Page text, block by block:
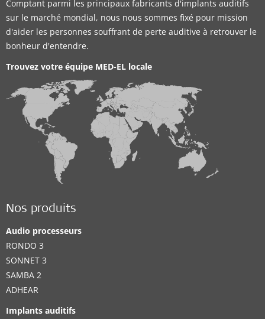
Comptant parmi les principaux fabricants d'implants auditifs
sur le marché mondial, nous nous sommes fixé pour mission
d'aider les personnes souffrant de perte auditive à retrouver le
bonheur d'entendre.
Trouvez votre équipe MED-EL locale
Nos produits
Audio processeurs
RONDO 3
SONNET 3
SAMBA 2
ADHEAR
Implants auditifs